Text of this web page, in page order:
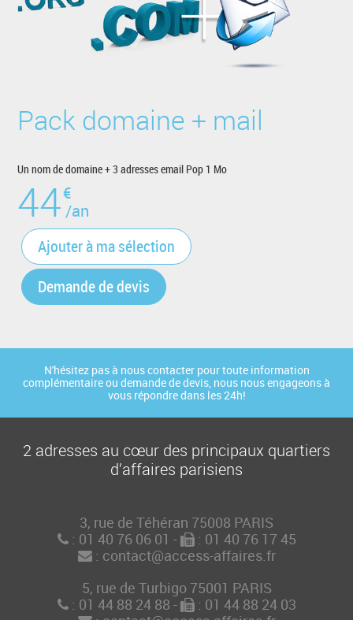
Pack domaine + mail
Un nom de domaine + 3 adresses email Pop 1 Mo
44€
/an
Ajouter à ma sélection
Demande de devis
N'hésitez pas à nous contacter pour toute information
complémentaire ou demande de devis, nous nous engageons à
vous répondre dans les 24h!
2 adresses au cœur des principaux quartiers
d’affaires parisiens
3, rue de Téhéran 75008 PARIS
: 01 40 76 06 01 -
: 01 40 76 17 45
: contact@access-affaires.fr
5, rue de Turbigo 75001 PARIS
: 01 44 88 24 88 -
: 01 44 88 24 03